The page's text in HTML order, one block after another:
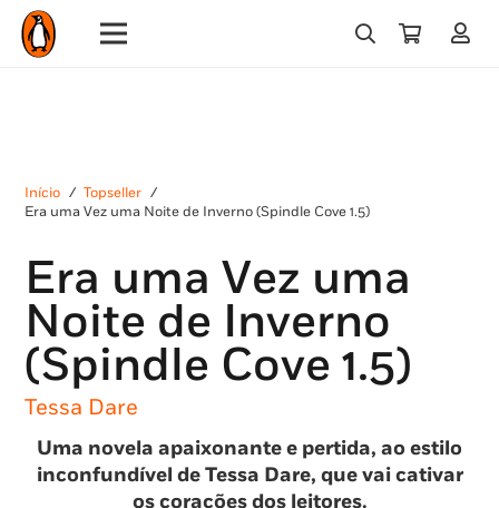
Início / Topseller /
Era uma Vez uma Noite de Inverno (Spindle Cove 1.5)
Era uma Vez uma
Noite de Inverno
(Spindle Cove 1.5)
Tessa Dare
Uma novela apaixonante e pertida, ao estilo
inconfundível de Tessa Dare, que vai cativar
os corações dos leitores.